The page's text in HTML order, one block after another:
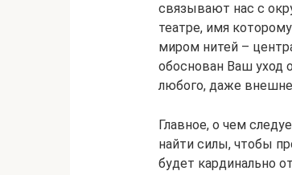
связывают нас с
театре, имя
миром нитей –
обоснован Ваш уход
любого, даже внешне
Главное, о чем
найти силы, чтобы
будет кардинально